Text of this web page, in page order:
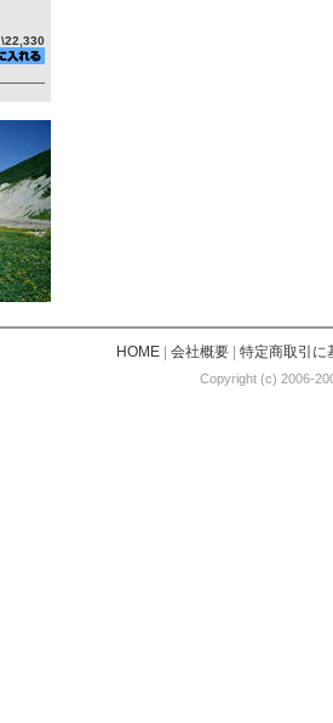
\22,330
HOME| 会社概要| 特定商取引に
Copyright (c) 2006-